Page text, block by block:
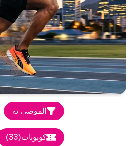
الموصى به
كوبونات(
33
)